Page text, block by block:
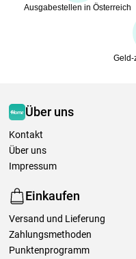
Ausgabestellen in Österreich
Geld-
Über uns
Kontakt
Über uns
Impressum
Einkaufen
Versand und Lieferung
Zahlungsmethoden
Punktenprogramm